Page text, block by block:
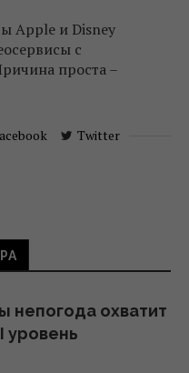
Apple и Disney
с
проста –
Twitter
непогода охватит
уровень